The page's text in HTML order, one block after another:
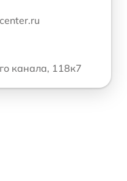
канала, 118к7